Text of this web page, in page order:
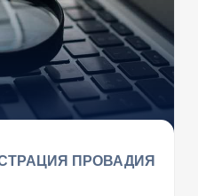
ПРОВАДИЯ